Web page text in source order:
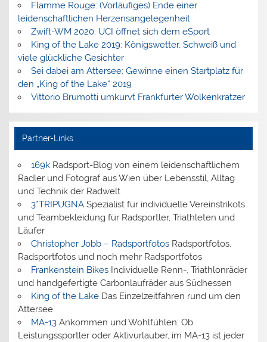
Flamme Rouge: (Vorläufiges) Ende einer
leidenschaftlichen Herzensangelegenheit
Zwift-WM 2020: UCI öffnet sich dem eSport
King of the Lake 2019: Königswetter, Schweiß und
viele glückliche Gesichter
Sei dabei am Attersee: Gewinne einen Startplatz für
den „King of the Lake“ 2019
Vittorio Brumotti umkurvt Frankfurter Wolkenkratzer
Partner-Links
169kRadsport-Blog von einem leidenschaftlichem
Radler und Fotograf aus Wien über Lebensstil, Alltag
und Technik der Radwelt
3*TRIPUGNASpezialist für individuelle Vereinstrikots
und Teambekleidung für Radsportler, Triathleten und
Läufer
Christopher Jobb – RadsportfotosRadsportfotos,
Radsportfotos und noch mehr Radsportfotos
Frankenstein BikesIndividuelle Renn-, Triathlonräder
und handgefertigte Carbonlaufräder aus Südhessen
King of the LakeDas Einzelzeitfahren rund um den
Attersee
MA-13Ankommen und Wohlfühlen: Ob
Leistungssportler oder Aktivurlauber, im MA-13 ist jeder